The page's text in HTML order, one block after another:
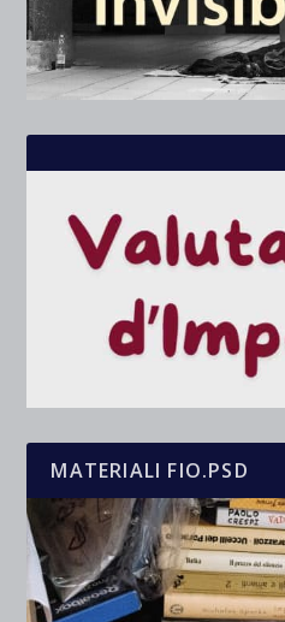
MATERIALI FIO.PSD